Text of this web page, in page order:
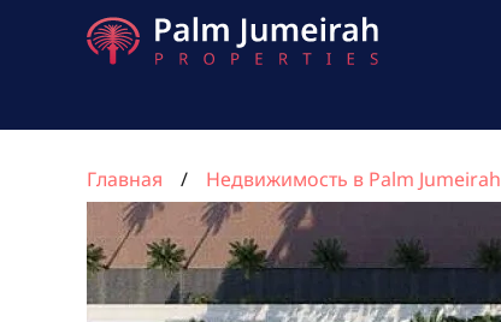
Главная Недвижимость в Palm Jumeirah